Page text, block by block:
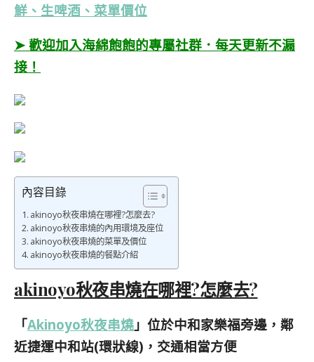
鮮、生啤酒、菜單價位
➤ 歡迎加入海綿飽飽的專屬社群．每天更新不漏
接！
內容目錄
akinoyo秋夜串燒在哪裡?怎麼去?
akinoyo秋夜串燒的內用環境及座位
akinoyo秋夜串燒的菜單及價位
akinoyo秋夜串燒的餐點介紹
akinoyo秋夜串燒在哪裡?怎麼去?
「Akinoyo秋夜串燒 」位於中和家樂福旁邊，鄰
近捷運中和站(環狀線)，交通相當方便